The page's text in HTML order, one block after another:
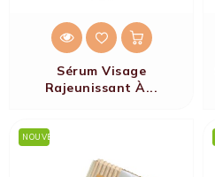
Sérum Visage
Rajeunissant À...
NOUVEAU